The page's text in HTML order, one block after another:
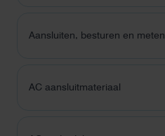
Aansluiten, besturen en meten
AC aansluitmateriaal